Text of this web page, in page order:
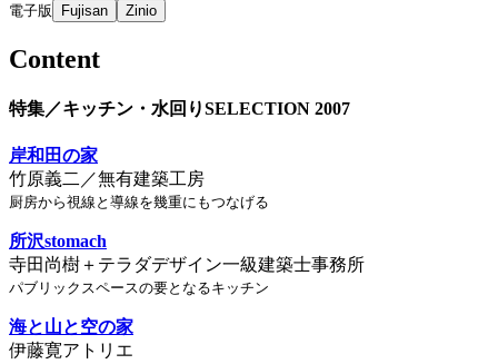
電子版 Fujisan Zinio
Content
特集／キッチン・水回りSELECTION 2007
岸和田の家
竹原義二／無有建築工房
厨房から視線と導線を幾重にもつなげる
所沢stomach
寺田尚樹＋テラダデザイン一級建築士事務所
パブリックスペースの要となるキッチン
海と山と空の家
伊藤寛アトリエ